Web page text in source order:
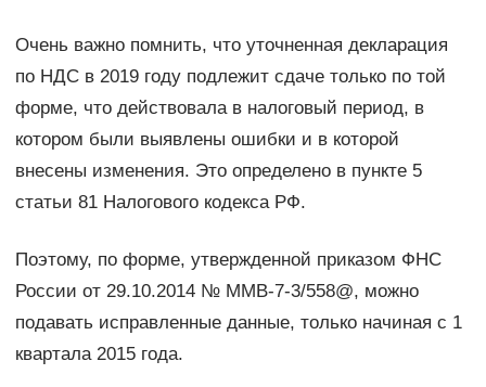
Очень важно помнить, что уточненная декларация
по НДС в 2019 году подлежит сдаче только по той
форме, что действовала в налоговый период, в
котором были выявлены ошибки и в которой
внесены изменения. Это определено в пункте 5
статьи 81 Налогового кодекса РФ.
Поэтому, по форме, утвержденной приказом ФНС
России от 29.10.2014 № ММВ-7-3/558@, можно
подавать исправленные данные, только начиная с 1
квартала 2015 года.